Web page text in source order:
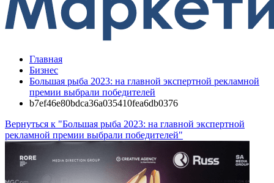
Главная
Бизнес
Большая рыба 2023: на главной экспертной рекламной
премии выбрали победителей
b7ef46e80bdca36a035410fea6db0376
Вернуться к "Большая рыба 2023: на главной экспертной
рекламной премии выбрали победителей"